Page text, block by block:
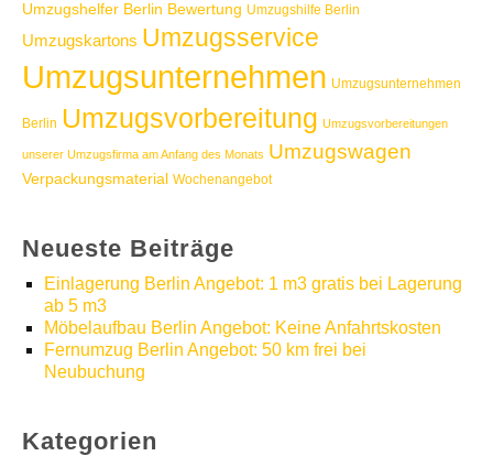
Umzugshelfer Berlin Bewertung Umzugshilfe Berlin
Umzugskartons Umzugsservice
Umzugsunternehmen Umzugsunternehmen
Berlin Umzugsvorbereitung Umzugsvorbereitungen
unserer Umzugsfirma am Anfang des Monats Umzugswagen
Verpackungsmaterial Wochenangebot
Neueste Beiträge
Einlagerung Berlin Angebot: 1 m3 gratis bei Lagerung
ab 5 m3
Möbelaufbau Berlin Angebot: Keine Anfahrtskosten
Fernumzug Berlin Angebot: 50 km frei bei
Neubuchung
Kategorien